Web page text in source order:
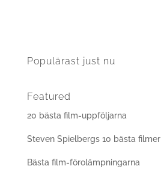
Populärast just nu
Featured
20 bästa film-uppföljarna
Steven Spielbergs 10 bästa filmer
Bästa film-förolämpningarna